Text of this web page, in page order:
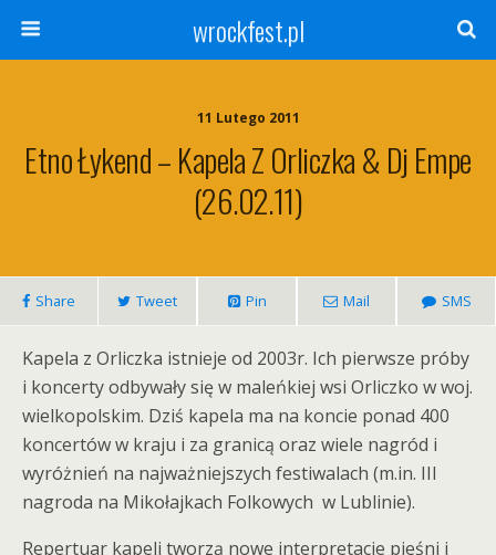
wrockfest.pl
11 Lutego 2011
Etno Łykend – Kapela Z Orliczka & Dj Empe
(26.02.11)
Share Tweet Pin Mail SMS
Kapela z Orliczka istnieje od 2003r. Ich pierwsze próby
i koncerty odbywały się w maleńkiej wsi Orliczko w woj.
wielkopolskim. Dziś kapela ma na koncie ponad 400
koncertów w kraju i za granicą oraz wiele nagród i
wyróżnień na najważniejszych festiwalach (m.in. III
nagroda na Mikołajkach Folkowych w Lublinie).
Repertuar kapeli tworzą nowe interpretacje pieśni i